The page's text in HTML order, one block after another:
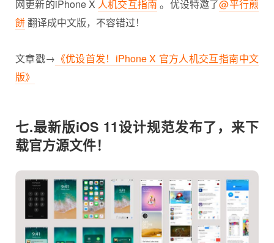
网更新的iPhone X 人机交互指南 。优设特邀了@平行煎
餅翻译成中文版，不容错过！
文章戳→ 《优设首发！iPhone X 官方人机交互指南中文
版》
七.最新版iOS 11设计规范发布了，来下
载官方源文件！